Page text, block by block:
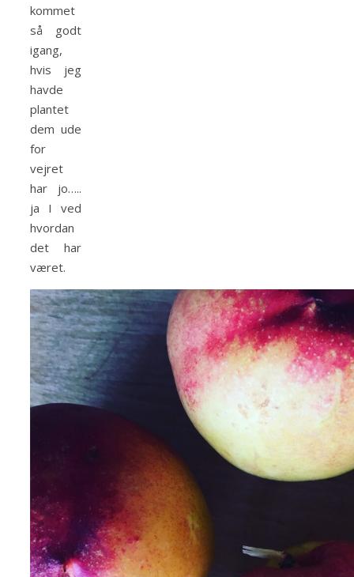
kommet
så godt
igang,
hvis jeg
havde
plantet
dem ude
for
vejret
har jo…..
ja I ved
hvordan
det har
været.